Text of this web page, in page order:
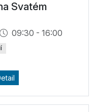
Svatém
09:30 - 16:00